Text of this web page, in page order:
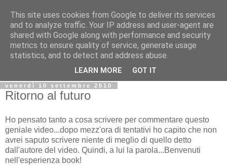
Biblio@rti in
Il Blog della Biblioteca di Area delle arti per condividere
informazioni iniziative incontri
venerdì 10 settembre 2010
Ritorno al futuro
Ho pensato tanto a cosa scrivere per commentare questo
geniale video...dopo mezz'ora di tentativi ho capito che non
avrei saputo scrivere niente di meglio di quello detto
dall'autore del video. Quindi, a lui la parola...Benvenuti
nell'esperienza book!
This site uses cookies from Google to deliver its services
and to analyze traffic. Your IP address and user-agent are
shared with Google along with performance and security
metrics to ensure quality of service, generate usage
statistics, and to detect and address abuse.
LEARN MORE GOT IT